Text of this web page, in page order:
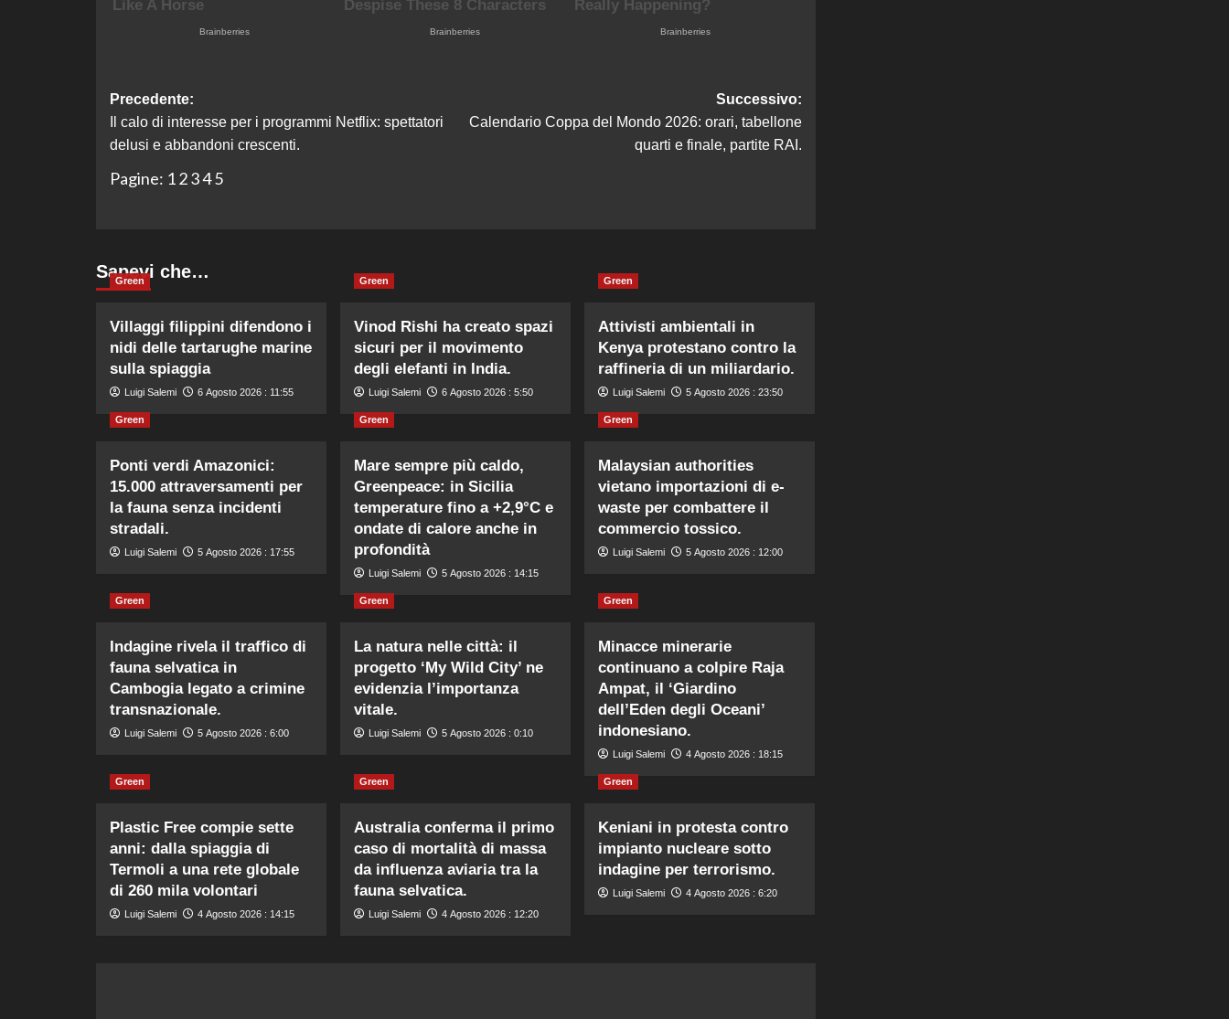
Navigazione
articolo
Precedente:
Il calo di interesse per i programmi Netflix: spettatori
delusi e abbandoni crescenti.
Successivo:
Calendario Coppa del Mondo 2026: orari, tabellone
quarti e finale, partite RAI.
Pagine: 1 2 34 5
Sapevi che…
Green
Villaggi filippini difendono i
nidi delle tartarughe marine
sulla spiaggia
Luigi Salemi 6 Agosto 2026 : 11:55
Green
Vinod Rishi ha creato spazi
sicuri per il movimento
degli elefanti in India.
Luigi Salemi 6 Agosto 2026 : 5:50
Green
Attivisti ambientali in
Kenya protestano contro la
raffineria di un miliardario.
Luigi Salemi 5 Agosto 2026 : 23:50
Green
Ponti verdi Amazonici:
15.000 attraversamenti per
la fauna senza incidenti
stradali.
Luigi Salemi 5 Agosto 2026 : 17:55
Green
Mare sempre più caldo,
Greenpeace: in Sicilia
temperature fino a +2,9°C e
ondate di calore anche in
profondità
Luigi Salemi 5 Agosto 2026 : 14:15
Green
Malaysian authorities
vietano importazioni di e-
waste per combattere il
commercio tossico.
Luigi Salemi 5 Agosto 2026 : 12:00
Green
Indagine rivela il traffico di
fauna selvatica in
Cambogia legato a crimine
transnazionale.
Luigi Salemi 5 Agosto 2026 : 6:00
Green
La natura nelle città: il
progetto ‘My Wild City’ ne
evidenzia l’importanza
vitale.
Luigi Salemi 5 Agosto 2026 : 0:10
Green
Minacce minerarie
continuano a colpire Raja
Ampat, il ‘Giardino
dell’Eden degli Oceani’
indonesiano.
Luigi Salemi 4 Agosto 2026 : 18:15
Green
Plastic Free compie sette
anni: dalla spiaggia di
Termoli a una rete globale
di 260 mila volontari
Luigi Salemi 4 Agosto 2026 : 14:15
Green
Australia conferma il primo
caso di mortalità di massa
da influenza aviaria tra la
fauna selvatica.
Luigi Salemi 4 Agosto 2026 : 12:20
Green
Keniani in protesta contro
impianto nucleare sotto
indagine per terrorismo.
Luigi Salemi 4 Agosto 2026 : 6:20